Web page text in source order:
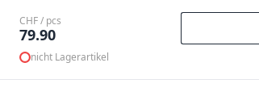
CHF / pcs
79.90
nicht Lagerartikel